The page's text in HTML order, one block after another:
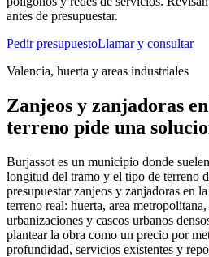
antes de presupuestar.
Pedir presupuestoLlamar y consultar
Valencia, huerta y areas industriales
Zanjeos y zanjadoras
terreno pide una
Burjassot es un municipio donde
longitud del tramo y el tipo de terreno
presupuestar zanjeos y zanjadoras en
terreno real: huerta, area
urbanizaciones y cascos urbanos
plantear la obra como un precio por
profundidad, servicios existentes y